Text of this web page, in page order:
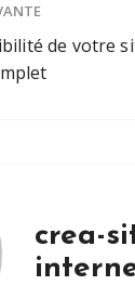
de votre
crea-